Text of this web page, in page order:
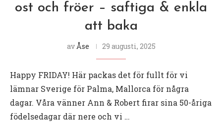
ost och fröer – saftiga & enkla
att baka
av Åse 29 augusti, 2025
Happy FRIDAY! Här packas det för fullt för vi
lämnar Sverige för Palma, Mallorca för några
dagar. Våra vänner Ann & Robert firar sina 50-åriga
födelsedagar där nere och vi …